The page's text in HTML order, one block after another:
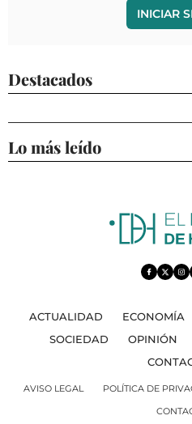
INICIAR
Destacados
Lo más leído
ACTUALIDAD ECONOMÍA
SOCIEDAD
OPINIÓN
AVISO LEGAL POLÍTICA DE